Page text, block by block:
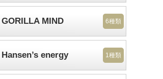
GORILLA MIND 6種類
Hansen’s energy 1種類